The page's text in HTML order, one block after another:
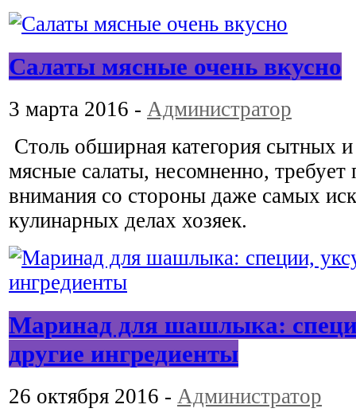
Салаты мясные очень вкусно
3 марта 2016 - Администратор
Столь обширная категория сытных
мясные салаты, несомненно,
внимания со стороны даже самых
кулинарных делах хозяек.
Маринад для шашлыка:
другие ингредиенты
26 октября 2016 - Администратор